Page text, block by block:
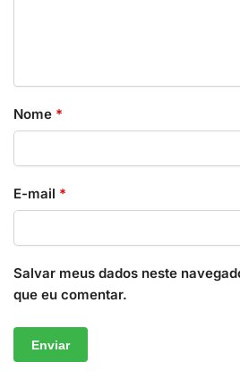
Nome *
E-mail *
Salvar meus dados neste
que eu comentar.